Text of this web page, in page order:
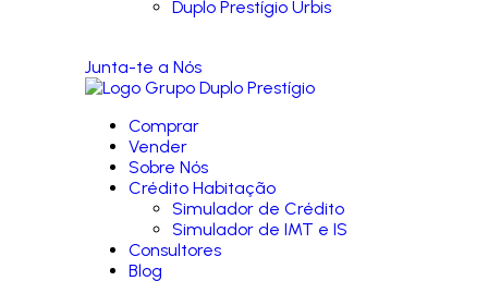
Duplo Prestígio Urbis
Junta-te a Nós
Comprar
Vender
Sobre Nós
Crédito Habitação
Simulador de Crédito
Simulador de IMT e IS
Consultores
Blog